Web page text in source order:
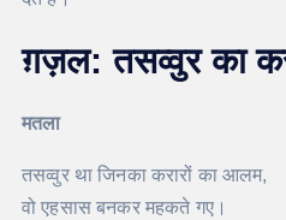
ग़ज़ल: तसव्वुर का
मतला
तसव्वुर था जिनका करारों का आलम,
वो एहसास बनकर महकते गए।